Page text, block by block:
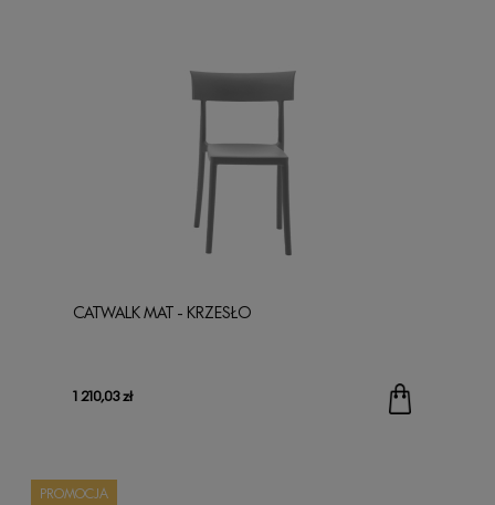
CATWALK MAT - KRZESŁO
1 210,03 zł
PROMOCJA